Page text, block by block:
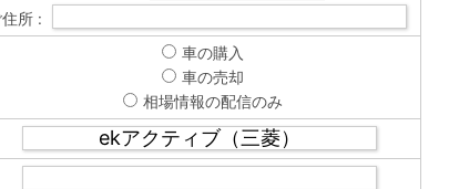
住所 :
車の購入
車の売却
相場情報の配信のみ